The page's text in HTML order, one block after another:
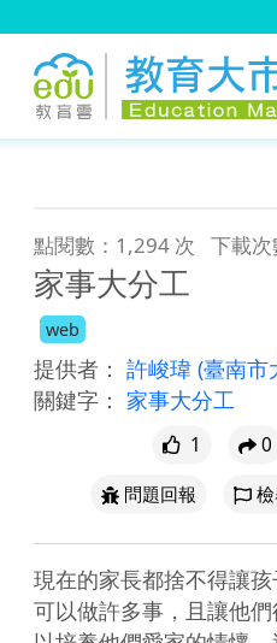
點閱數：1,294 次 下載
家事大分工
web
提供者： 許峻瑋 (臺南市
關鍵字： 家事大分工
1 0
問題回報
現在的家長都捨不得讓
可以做許多事，且讓他